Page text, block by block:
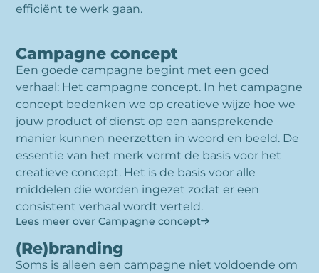
efficiënt te werk gaan.
Campagne concept
Een goede campagne begint met een goed
verhaal: Het campagne concept. In het campagne
concept bedenken we op creatieve wijze hoe we
jouw product of dienst op een aansprekende
manier kunnen neerzetten in woord en beeld. De
essentie van het merk vormt de basis voor het
creatieve concept. Het is de basis voor alle
middelen die worden ingezet zodat er een
consistent verhaal wordt verteld.
Lees meer over Campagne concept
(Re)branding
Soms is alleen een campagne niet voldoende om